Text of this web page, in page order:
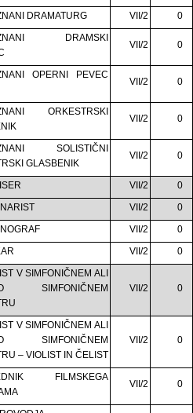
DRAMATURG VII/2 0
DRAMSKI
VII/2 0
OPERNI PEVEC
VII/2 0
ORKESTRSKI
VII/2 0
SOLISTIČNI
GLASBENIK
VII/2 0
VII/2
0
VII/2
0
VII/2
0
VII/2 0
V SIMFONIČNEM ALI
SIMFONIČNEM
VII/2 0
V SIMFONIČNEM ALI
SIMFONIČNEM
– VIOLIST IN ČELIST
VII/2 0
FILMSKEGA
VII/2 0